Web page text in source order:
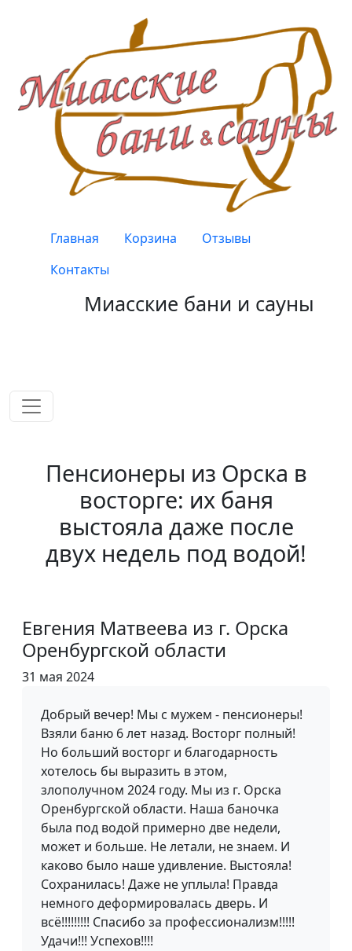
Верхнее меню
Главная Корзина
Отзывы
Контакты
Миасские бани и сауны
Пенсионеры из Орска в
восторге: их баня
выстояла даже после
двух недель под водой!
Евгения Матвеева из г. Орска
Оренбургской области
31 мая 2024
Добрый вечер! Мы с мужем - пенсионеры!
Взяли баню 6 лет назад. Восторг полный!
Но больший восторг и благодарность
хотелось бы выразить в этом,
злополучном 2024 году. Мы из г. Орска
Оренбургской области. Наша баночка
была под водой примерно две недели,
может и больше. Не летали, не знаем. И
каково было наше удивление. Выстояла!
Сохранилась! Даже не уплыла! Правда
немного деформировалась дверь. И
всё!!!!!!!!! Спасибо за профессионализм!!!!!
Удачи!!! Успехов!!!!